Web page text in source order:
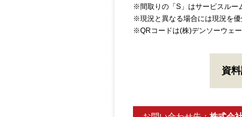
※間取りの「S」はサービスルー
※現況と異なる場合には現況を優
※QRコードは(株)デンソーウェー
資